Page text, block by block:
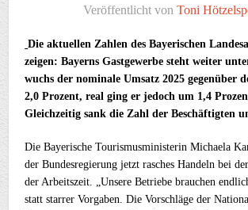
Veröffentlicht von Toni
Die aktuellen Zahlen des Bayerischen
zeigen: Bayerns Gastgewerbe steht weiter
wuchs der nominale Umsatz 2025 gegenüber
2,0 Prozent, real ging er jedoch um 1,4
Gleichzeitig sank die Zahl der Beschäftigten
Die Bayerische Tourismusministerin Michaela
der Bundesregierung jetzt rasches Handeln bei
der Arbeitszeit. „Unsere Betriebe brauchen
statt starrer Vorgaben. Die Vorschläge der